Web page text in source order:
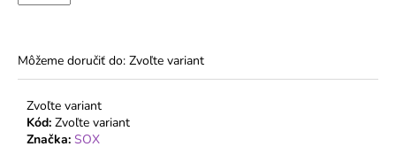
Môžeme doručiť do: Zvoľte variant
Zvoľte variant
Kód: Zvoľte variant
Značka: SOX
d
p
o
ú